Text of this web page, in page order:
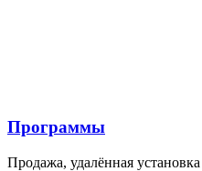
Программы
Продажа, удалённая установка